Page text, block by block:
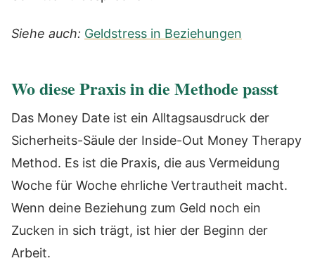
Siehe auch: Geldstress in Beziehungen
Wo diese Praxis in die Methode passt
Das Money Date ist ein Alltagsausdruck der
Sicherheits-Säule der Inside-Out Money Therapy
Method. Es ist die Praxis, die aus Vermeidung
Woche für Woche ehrliche Vertrautheit macht.
Wenn deine Beziehung zum Geld noch ein
Zucken in sich trägt, ist hier der Beginn der
Arbeit.